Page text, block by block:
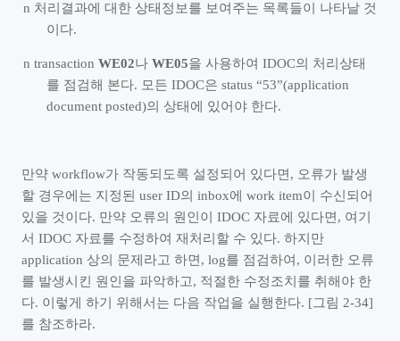
n 처리결과에 대한 상태정보를 보여주는 목록들이 나타날 것
이다.
n transaction WE02나 WE05을 사용하여 IDOC의 처리상태
를 점검해 본다. 모든 IDOC은 status“53”(application
document posted)의 상태에 있어야 한다.
만약 workflow가 작동되도록 설정되어 있다면, 오류가 발생
할 경우에는 지정된 user ID의 inbox에 work item이 수신되어
있을 것이다. 만약 오류의 원인이 IDOC 자료에 있다면, 여기
서 IDOC 자료를 수정하여 재처리할 수 있다. 하지만
application 상의 문제라고 하면, log를 점검하여 , 이러한 오류
를 발생시킨 원인을 파악하고, 적절한 수정조치를 취해야 한
다. 이렇게 하기 위해서는 다음 작업을 실행한다. [그림 2-34]
를 참조하라.